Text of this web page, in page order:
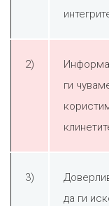
2)
ги
3)
да ги